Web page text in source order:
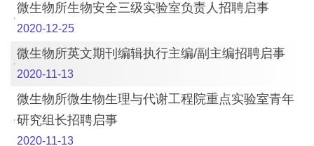
微生物所生物安全三级实验室负责人招聘启事
2020-12-25
微生物所英文期刊编辑执行主编/副主编招聘启事
2020-11-13
微生物所微生物生理与代谢工程院重点实验室青年
研究组长招聘启事
2020-11-13